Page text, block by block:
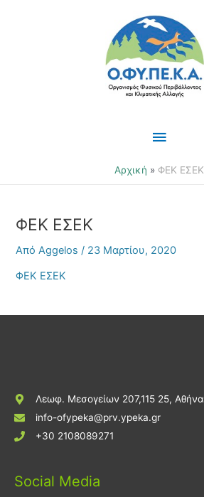
Κύριο
Μενού
Αρχική ΦΕΚ ΕΣΕΚ
ΦΕΚ ΕΣΕΚ
ΑπόAggelos/ 23 Μαρτίου, 2020
ΦΕΚ ΕΣΕΚ
Λεωφ. Μεσογείων 207,115 25, Αθήνα
info-ofypeka@prv.ypeka.gr
+30 2108089271
Social Media